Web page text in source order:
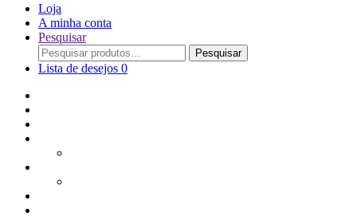
Loja
A minha conta
Pesquisar
Procurar
por:
Pesquisar
Lista de desejos 0